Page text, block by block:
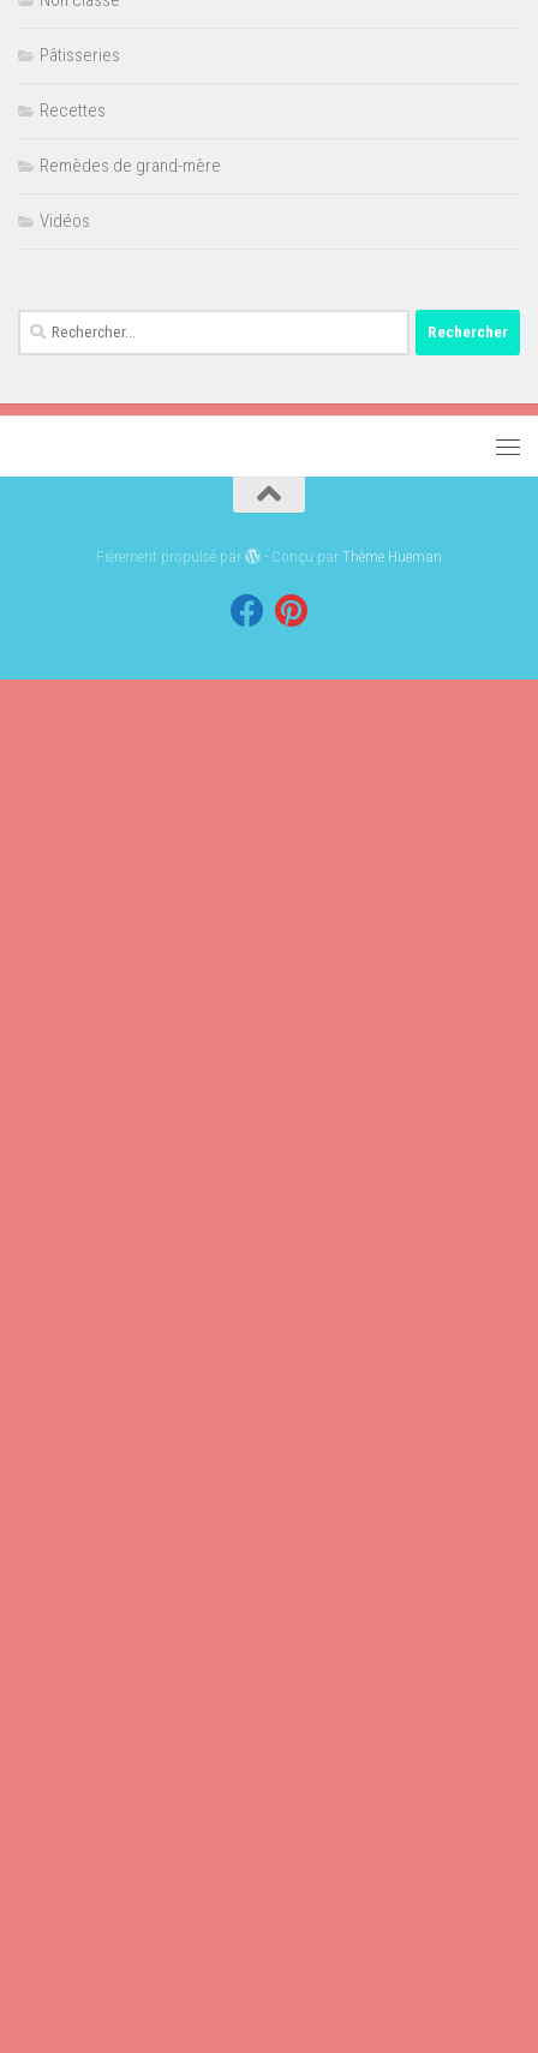
Pâtisseries
Recettes
Remèdes de grand-mère
Vidéos
Rechercher :
Fièrement propulsé par - Conçu parThème Hueman